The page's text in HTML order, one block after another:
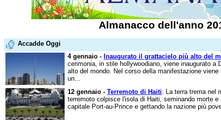
Almanacco dell'anno
Accadde Oggi
4 gennaio - Inaugurato il grattacielo più alto del
cerimonia, in stile hollywoodiano, viene inaugurato a
alto del mondo. Nel corso della manifestazione
un...
12 gennaio - Terremoto di Haiti: La terra trema nel
terremoto colpisce l'isola di Haiti, seminando morte
capitale Port-au-Prince e gettando la nazione più